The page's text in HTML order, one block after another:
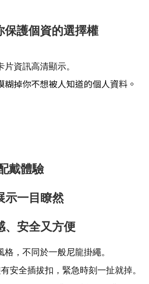
保護個資的選擇權
資訊高清顯示。
糊掉你不想被人知道的個人資料。
戴體驗
示一目瞭然
、安全又方便
，不同於一般尼龍掛繩。
有安全插拔扣，緊急時刻一扯就掉。